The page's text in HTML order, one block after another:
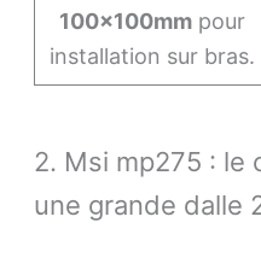
100x100mmpour
installation sur bras.
2. Msi mp275 : le
une grande dalle